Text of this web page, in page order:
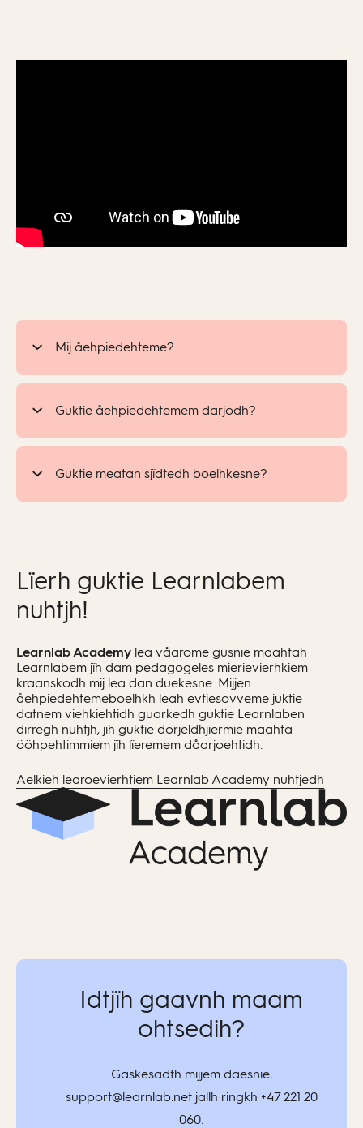
Mij åehpiedehteme?
Guktie åehpiedehtemem darjodh?
Guktie meatan sjïdtedh boelhkesne?
baahtsemem fïerhten learohken reektehtsidie
åadtjoeh.
Learohkh meatan sjidtieh boelhkesne viehkine
sjïere kodeste tjïjhtje sifferigujmie
https://learnlab.net. Gosse
åehpiedehtemevuesiehtimmesne, koda tjïjhtje
sifferigujmie bannerisnie vååjnoe bijjemes
sjeermesne. Maahtah kodam stueriedidh
hamburgeremenyjesne.
Lïerh guktie Learnlabem
nuhtjh!
Learnlab Academy lea våarome gusnie maahtah
Learnlabem jïh dam pedagogeles mierievierhkiem
kraanskodh mij lea dan duekesne. Mijjen
åehpiedehtemeboelhkh leah evtiesovveme juktie
datnem viehkiehtidh guarkedh guktie Learnlaben
dïrregh nuhtjh, jïh guktie dorjeldhjiermie maahta
ööhpehtimmiem jïh lïeremem dåarjoehtidh.
Aelkieh learoevierhtiem Learnlab Academy nuhtjedh
Idtjïh gaavnh maam
ohtsedih?
Gaskesadth mijjem daesnie:
support@learnlab.net jallh ringkh +47 221 20
060.